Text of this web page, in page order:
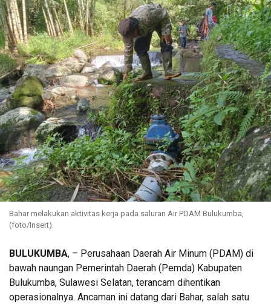
Bahar melakukan aktivitas kerja pada saluran Air PDAM Bulukumba,
(foto/Insert).
BULUKUMBA, – Perusahaan Daerah Air Minum (PDAM) di
bawah naungan Pemerintah Daerah (Pemda) Kabupaten
Bulukumba, Sulawesi Selatan, terancam dihentikan
operasionalnya. Ancaman ini datang dari Bahar, salah satu